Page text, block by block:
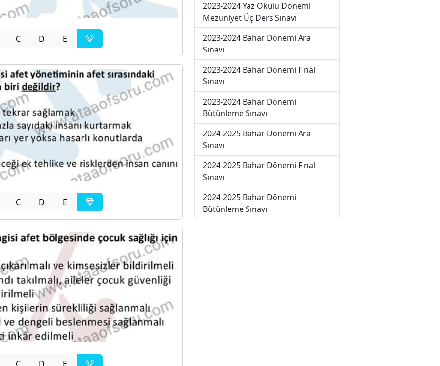
C D E
C D E
C D E
2023-2024 Yaz Okulu Dönemi
Mezuniyet Üç Ders Sınavı
2023-2024 Bahar Dönemi Ara
Sınavı
2023-2024 Bahar Dönemi Final
Sınavı
2023-2024 Bahar Dönemi
Bütünleme Sınavı
2024-2025 Bahar Dönemi Ara
Sınavı
2024-2025 Bahar Dönemi Final
Sınavı
2024-2025 Bahar Dönemi
Bütünleme Sınavı